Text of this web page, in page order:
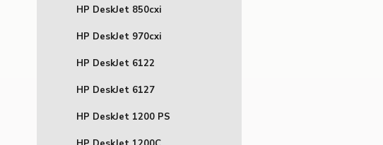
HP DeskJet 850cxi
HP DeskJet 970cxi
HP DeskJet 6122
HP DeskJet 6127
HP DeskJet 1200 PS